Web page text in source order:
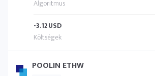
-3.12USD
POOLIN ETHW